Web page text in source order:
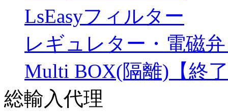
LsEasyフィルター
レギュレター・電磁
Multi BOX(隔離)【終
総輸入代理